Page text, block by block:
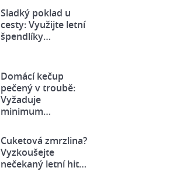
Sladký poklad u
cesty: Využijte letní
špendlíky…
Domácí kečup
pečený v troubě:
Vyžaduje
minimum…
Cuketová zmrzlina?
Vyzkoušejte
nečekaný letní hit…